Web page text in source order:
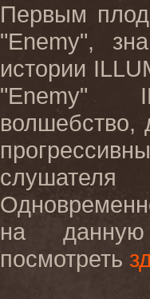
Первым
"Enemy",
истории
"Enemy"
волшебство,
на
посмотреть